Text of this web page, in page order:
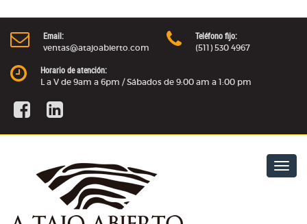
Email:
ventas@atajoabierto.com
Teléfono fijo:
(511) 530 4967
Horario de atención:
L a V de 9am a 6pm / Sábados de 9:00 am a 1:00 pm